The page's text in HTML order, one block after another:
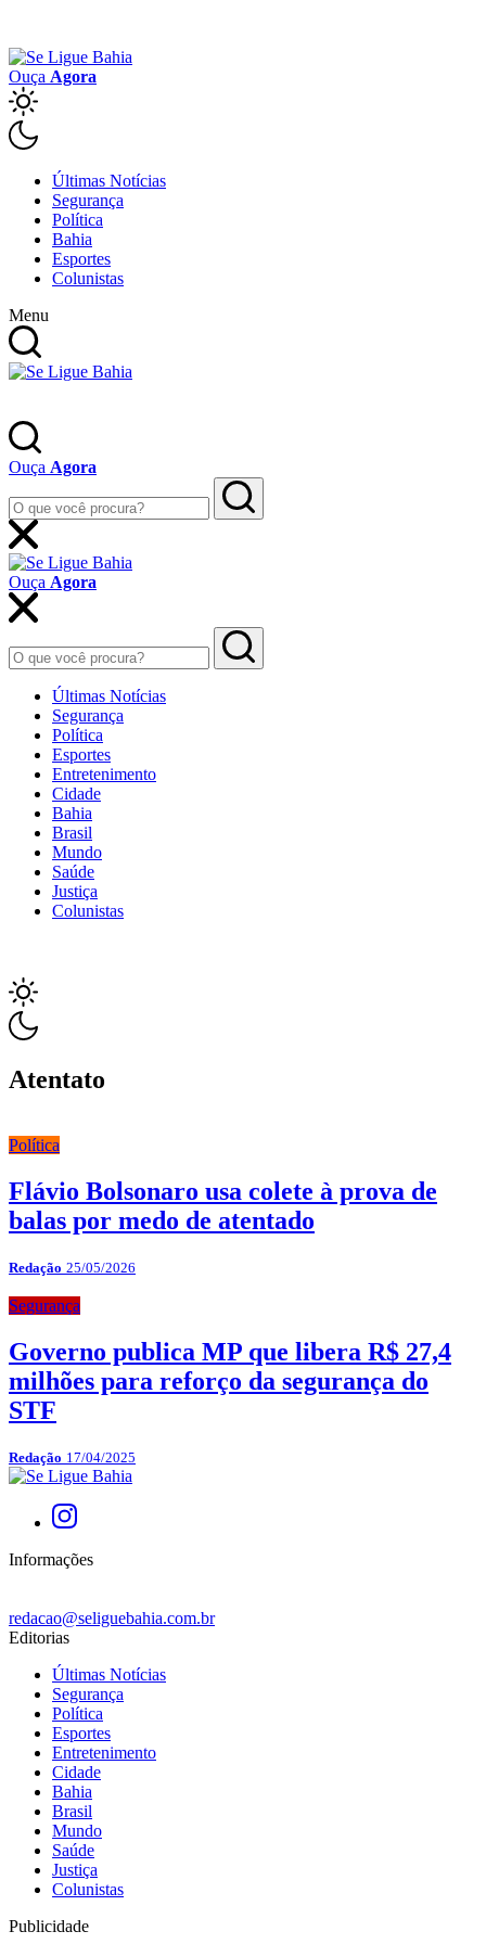
Ouça Agora
Últimas Notícias
Segurança
Política
Bahia
Esportes
Colunistas
Menu
Ouça Agora
Ouça Agora
Últimas Notícias
Segurança
Política
Esportes
Entretenimento
Cidade
Bahia
Brasil
Mundo
Saúde
Justiça
Colunistas
Atentato
Política
Flávio Bolsonaro usa colete à prova de
balas por medo de atentado
Redação 25/05/2026
Segurança
Governo publica MP que libera R$ 27,4
milhões para reforço da segurança do
STF
Redação 17/04/2025
Informações
redacao@seliguebahia.com.br
Editorias
Últimas Notícias
Segurança
Política
Esportes
Entretenimento
Cidade
Bahia
Brasil
Mundo
Saúde
Justiça
Colunistas
Publicidade